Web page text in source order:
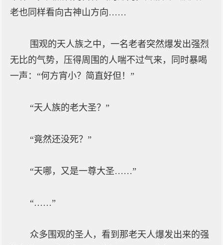
老也同样看向古神山方向……
围观的天人族之中，一名老者突然爆发出强烈
无比的气势，压得周围的人喘不过气来，同时暴喝
一声：“何方宵小？简直好但！”
“天人族的老大圣？”
“竟然还没死？”
“天哪，又是一尊大圣……”
“……”
众多围观的圣人，看到那老天人爆发出来的强